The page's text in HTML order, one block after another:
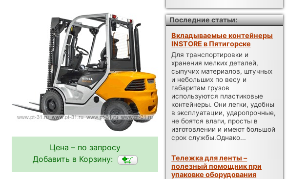
Цена – по запросу
Добавить в Корзину:
Последние статьи:
Вкладываемые контейнеры
INSTORE в Пятигорске
Для транспортировки и
хранения мелких деталей,
сыпучих материалов, штучных
и небольших по весу и
габаритам грузов
используются пластиковые
контейнеры. Они легки, удобны
в эксплуатации, ударопрочные,
не боятся влаги, просты в
изготовлении и имеют большой
срок службы.Однако...
Тележка для ленты –
полезный помощник при
упаковке оборудования